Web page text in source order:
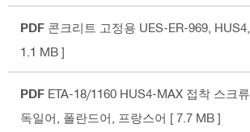
PDF 콘크리트 고정용 UES-ER-969, HUS4
1.1 MB ]
PDF ETA-18/1160 HUS4-MAX 접착 스크류
독일어, 폴란드어, 프랑스어 [ 7.7 MB ]